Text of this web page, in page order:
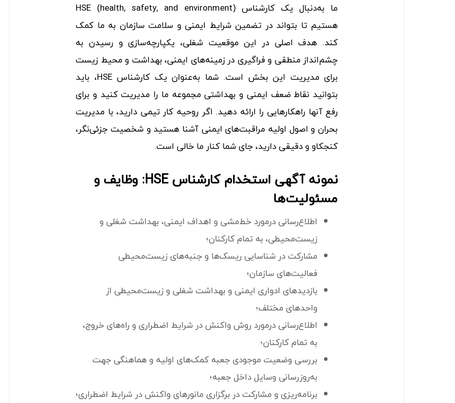
ما به‌دنبال یک کارشناس HSE (health, safety, and environment)
هستیم تا بتواند در تضمین شرایط ایمنی و سلامت سازمان به ما کمک
کند. هدف اصلی در این موقعیت شغلی، یکپارچه‌سازی و رسیدن به
چشم‌انداز منطقی و فراگیری در زمینه‌های ایمنی، بهداشت و محیط زیست
برای مدیریت این بخش است. شما به‌عنوان یک کارشناس HSE، باید
بتوانید نقاط ضعف ایمنی و بهداشتی مجموعه ما را مدیریت کنید و برای
رفع آنها راهکارهایی را ارائه دهید. اگر روحیه کار تیمی دارید، با مدیریت
بحران و اصول اولیه مراقبت‌های ایمنی آشنا هستید و شخصیت جزئی‌نگر،
کنجکاو و دقیقی دارید، جای شما کنار ما خالی است.
نمونه آگهی استخدام کارشناس HSE: وظایف و
مسئولیت‌ها
اطلاع‌رسانی درمورد خط‌مشی و اهداف ایمنی، بهداشت شغلی و
زیست‌محیطی، به تمام کارکنان؛
مشارکت در شناسایی ریسک‌ها و جنبه‌های زیست‌محیطی
فعالیت‌های سازمان؛
بازدیدهای ادواری ایمنی و بهداشت شغلی و زیست‌محیطی از
واحدهای مختلف؛
اطلاع‌رسانی درمورد روش واکنش در شرایط اضطراری و راه‌های خروج،
به تمام کارکنان؛
بررسی وضعیت موجودی جعبه کمک‌های اولیه و هماهنگی جهت
به‌روزرسانی وسایل داخل جعبه؛
برنامه‌ریزی و مشارکت در برگزاری مانورهای واکنش در شرایط اضطراری؛